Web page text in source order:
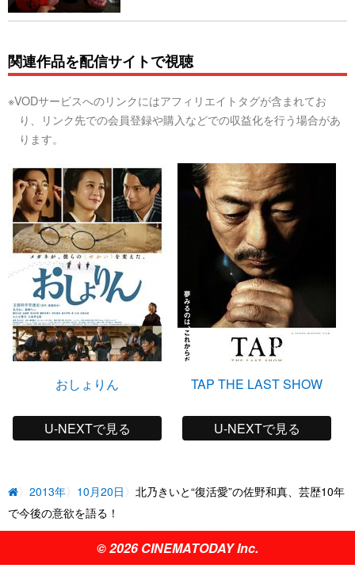
関連作品を配信サイトで視聴
※VODサービスへのリンクにはアフィリエイトタグが含まれてお
り、リンク先での会員登録や購入などでの収益化を行う場合があ
ります。
おしょりん
U-NEXTで見る
TAP THE LAST SHOW
U-NEXTで見る
2013年 10月20日
北乃きいと“復活愛”の佐野和真、芸歴10年
で今後の意欲を語る！
© 2026 CINEMATODAY Inc.